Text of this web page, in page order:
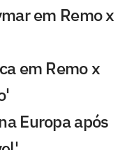
em Remo x
em Remo x
Europa após